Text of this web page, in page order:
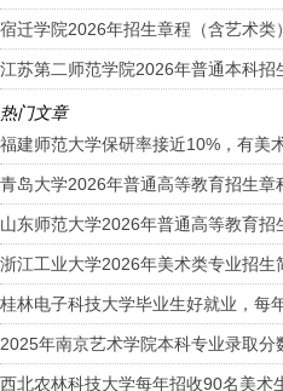
宿迁学院2026年招生章程（含艺术类）
江苏第二师范学院2026年普通本科招
热门文章
福建师范大学保研率接近10%，有美
青岛大学2026年普通高等教育招生章
山东师范大学2026年普通高等教育招
浙江工业大学2026年美术类专业招生
桂林电子科技大学毕业生好就业，每
2025年南京艺术学院本科专业录取分
西北农林科技大学每年招收90名美术